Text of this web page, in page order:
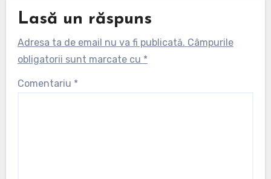
Lasă un răspuns
Adresa ta de email nu va fi publicată. Câmpurile
obligatorii sunt marcate cu *
Comentariu *